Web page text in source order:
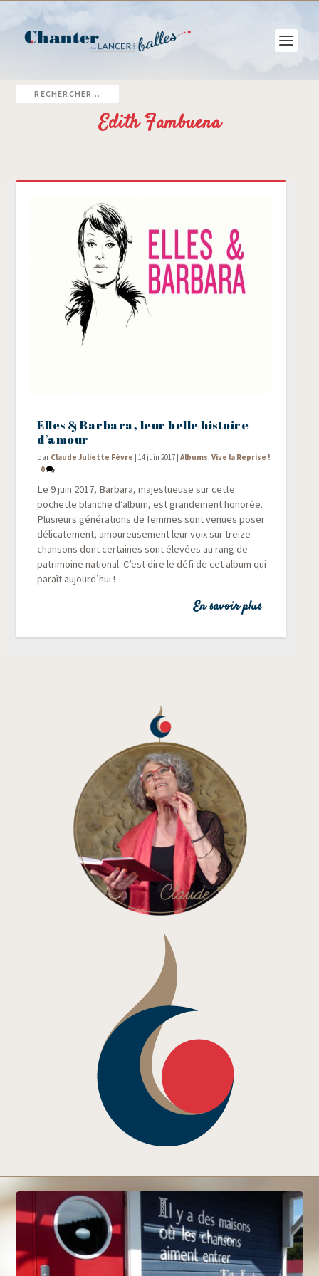
Edith Fambuena
Elles & Barbara, leur belle histoire
d’amour
par Claude Juliette Fèvre | 14 juin 2017 |Albums ,Vive la Reprise !
| 0
Le 9 juin 2017, Bar­ba­ra, majes­tueuse sur cette
pochette blanche d’album, est gran­de­ment hono­rée.
Plu­sieurs géné­ra­tions de femmes sont venues poser
déli­ca­te­ment, amou­reu­se­ment leur voix sur treize
chan­sons dont cer­taines sont éle­vées au rang de
patri­moine natio­nal. C’est dire le défi de cet album qui
paraît aujourd’hui !
En savoir plus